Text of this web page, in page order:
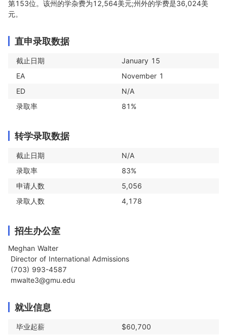
第153位。该州的学杂费为12,564美元;州外的学费是36,024美
元。
直申录取数据
截止日期
January 15
EA
November 1
ED
N/A
录取率
81%
转学录取数据
截止日期
N/A
录取率
83%
申请人数
5,056
录取人数
4,178
招生办公室
Meghan Walter
mwalte3@gmu.edu
就业信息
毕业起薪
$60,700